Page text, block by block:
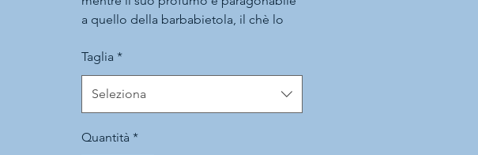
a quello della barbabietola, il chè lo
versatile.
Taglia *
Seleziona
Quantità *